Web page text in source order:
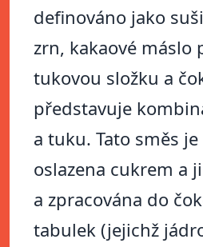
definováno jako
zrn, kakaové máslo
tukovou složku a
představuje
a tuku. Tato směs
oslazena cukrem a
a zpracována do
tabulek (jejichž